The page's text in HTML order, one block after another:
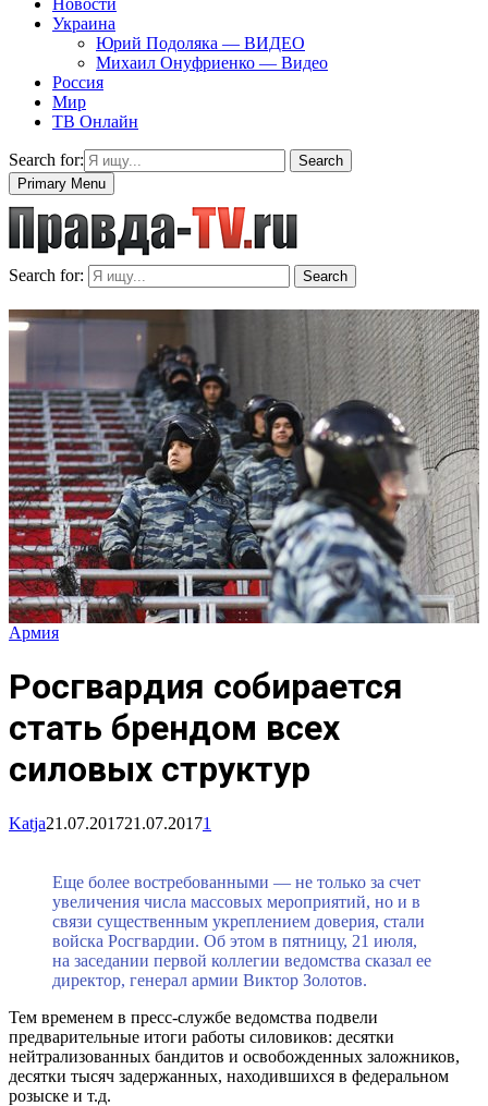
Новости
Украина
Юрий Подоляка — ВИДЕО
Михаил Онуфриенко — Видео
Россия
Мир
ТВ Онлайн
Search for:
Search
Primary Menu
Search for: Search
Армия
Росгвардия собирается
стать брендом всех
силовых структур
Katja21.07.201721.07.20171
Еще более востребованными — не только за счет
увеличения числа массовых мероприятий, но и в
связи существенным укреплением доверия, стали
войска Росгвардии. Об этом в пятницу, 21 июля,
на заседании первой коллегии ведомства сказал ее
директор, генерал армии Виктор Золотов.
Тем временем в пресс-службе ведомства подвели
предварительные итоги работы силовиков: десятки
нейтрализованных бандитов и освобожденных заложников,
десятки тысяч задержанных, находившихся в федеральном
розыске и т.д.